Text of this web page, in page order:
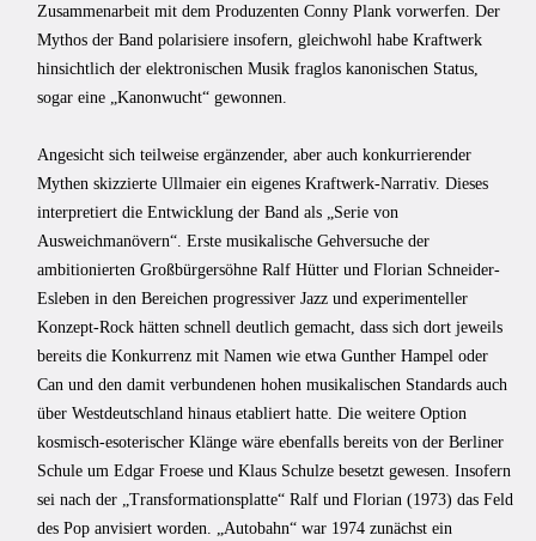
Zusammenarbeit mit dem Produzenten Conny Plank vorwerfen. Der
Mythos der Band polarisiere insofern, gleichwohl habe Kraftwerk
hinsichtlich der elektronischen Musik fraglos kanonischen Status,
sogar eine „Kanonwucht“ gewonnen.
Angesicht sich teilweise ergänzender, aber auch konkurrierender
Mythen skizzierte Ullmaier ein eigenes Kraftwerk-Narrativ. Dieses
interpretiert die Entwicklung der Band als „Serie von
Ausweichmanövern“. Erste musikalische Gehversuche der
ambitionierten Großbürgersöhne Ralf Hütter und Florian Schneider-
Esleben in den Bereichen progressiver Jazz und experimenteller
Konzept-Rock hätten schnell deutlich gemacht, dass sich dort jeweils
bereits die Konkurrenz mit Namen wie etwa Gunther Hampel oder
Can und den damit verbundenen hohen musikalischen Standards auch
über Westdeutschland hinaus etabliert hatte. Die weitere Option
kosmisch-esoterischer Klänge wäre ebenfalls bereits von der Berliner
Schule um Edgar Froese und Klaus Schulze besetzt gewesen. Insofern
sei nach der „Transformationsplatte“ Ralf und Florian (1973) das Feld
des Pop anvisiert worden. „Autobahn“ war 1974 zunächst ein